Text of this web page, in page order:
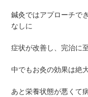
鍼灸ではアプローチで
なしに
症状が改善し、完治に
中でもお灸の効果は絶
あと栄養状態が悪くて